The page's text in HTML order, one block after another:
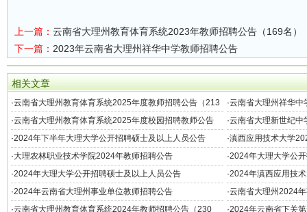
上一篇： 云南省大理州教育体育系统2023年教师招聘公告（169名）
下一篇： 2023年云南省大理州祥华中学教师招聘公告
相关文章
·云南省大理州教育体育系统2025年度教师招聘公告（213
名）
·云南省大理州祥华
·云南省大理州教育体育系统2025年度校园招聘教师公告 ·云南省大理新世纪中
费师范毕业生公告
·2024年下半年大理大学公开招聘硕士及以上人员公告 ·滇西应用技术大学
·大理农林职业技术学院2024年教师招聘公告 ·2024年大理大学公
·2024年大理大学公开招聘硕士及以上人员公告 ·2024年滇西应用技
·2024年云南省大理州事业单位教师招聘公告 ·云南省大理州2024
·云南省大理州教育体育系统2024年教师招聘公告（230
·2024年云南省下关